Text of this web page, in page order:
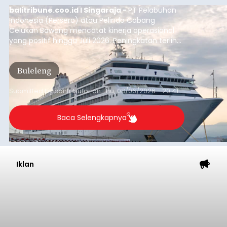
balitribune.coo.id I Singaraja -PT Pelabuhan
Indonesia (Persero) atau Pelindo Cabang
Celukan Bawang mencatat kinerja operasional
yang positif hingga Juli 2026. Peningkatan terlihat
dari arus kapal yang mencapai 1,48 juta Gross
Tonnage (GT), atau tumbuh 12,4 persen
dibandingkan periode yang sama tahun lalu
yang tercatat sebesar 1,32 juta GT.
Buleleng
Submitted bycontributoronThu, 08/06/2026 - 20:41
Baca Selengkapnya
Iklan